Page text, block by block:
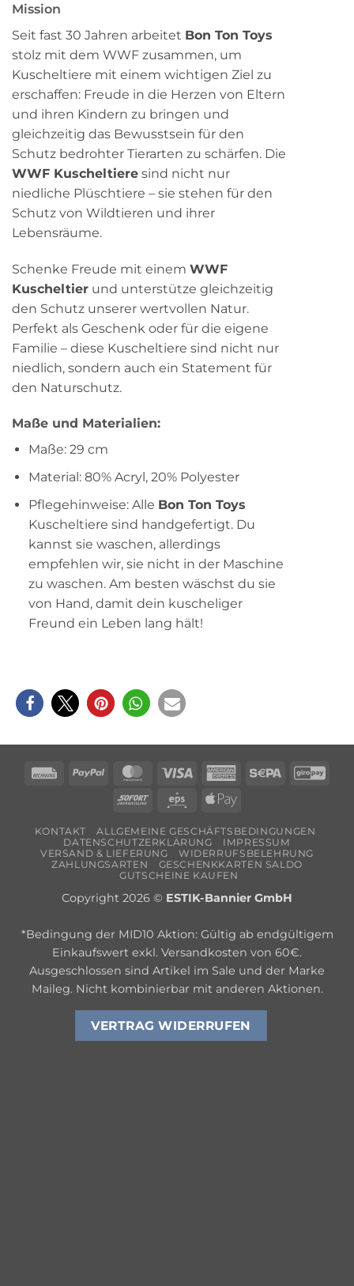
Mission
Seit fast 30 Jahren arbeitet Bon Ton Toys
stolz mit dem WWF zusammen, um
Kuscheltiere mit einem wichtigen Ziel zu
erschaffen: Freude in die Herzen von Eltern
und ihren Kindern zu bringen und
gleichzeitig das Bewusstsein für den
Schutz bedrohter Tierarten zu schärfen. Die
WWF Kuscheltiere sind nicht nur
niedliche Plüschtiere – sie stehen für den
Schutz von Wildtieren und ihrer
Lebensräume.
Schenke Freude mit einem WWF
Kuscheltier und unterstütze gleichzeitig
den Schutz unserer wertvollen Natur.
Perfekt als Geschenk oder für die eigene
Familie – diese Kuscheltiere sind nicht nur
niedlich, sondern auch ein Statement für
den Naturschutz.
Maße und Materialien:
Maße: 29 cm
Material: 80% Acryl, 20% Polyester
Pflegehinweise: Alle Bon Ton Toys
Kuscheltiere sind handgefertigt. Du
kannst sie waschen, allerdings
empfehlen wir, sie nicht in der Maschine
zu waschen. Am besten wäschst du sie
von Hand, damit dein kuscheliger
Freund ein Leben lang hält!
RechungPayPal MasterCard
Visa
American Sepa
Sofort
Eps
Apple
KONTAKT
ALLGEMEINE GESCHÄFTSBEDINGUNGEN
DATENSCHUTZERKLÄRUNG
IMPRESSUM
VERSAND & LIEFERUNG
WIDERRUFSBELEHRUNG
ZAHLUNGSARTEN
GESCHENKKARTEN SALDO
GUTSCHEINE KAUFEN
Copyright 2026 © ESTIK-Bannier GmbH
*Bedingung der MID10 Aktion: Gültig ab endgültigem
Einkaufswert exkl. Versandkosten von 60€.
Ausgeschlossen sind Artikel im Sale und der Marke
Maileg. Nicht kombinierbar mit anderen Aktionen.
VERTRAG WIDERRUFEN